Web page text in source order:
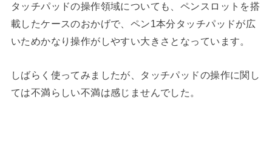
タッチパッドの操作領域についても、ペンスロットを搭
載したケースのおかげで、ペン1本分タッチパッドが広
いためかなり操作がしやすい大きさとなっています。
しばらく使ってみましたが、タッチパッドの操作に関し
ては不満らしい不満は感じませんでした。